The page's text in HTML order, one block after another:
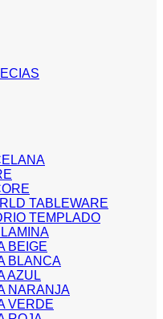
TABLEWARE
TEMPLADO
BEIGE
BLANCA
AZUL
NARANJA
VERDE